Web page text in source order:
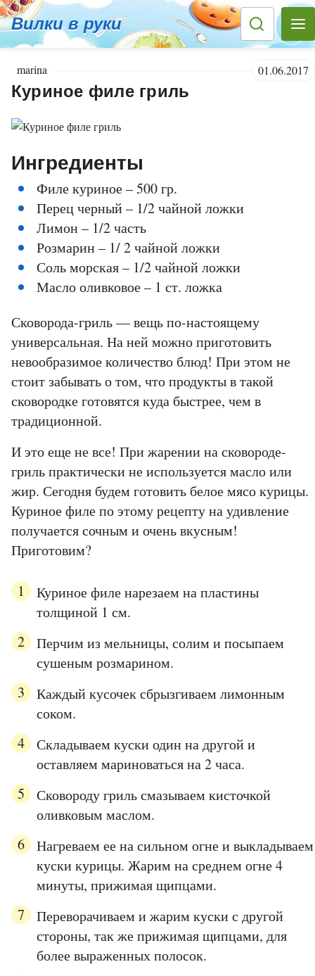
Вилки в руки
marina 01.06.2017
Куриное филе гриль
Ингредиенты
Филе куриное – 500 гр.
Перец черный – 1/2 чайной ложки
Лимон – 1/2 часть
Розмарин – 1/ 2 чайной ложки
Соль морская – 1/2 чайной ложки
Масло оливковое – 1 ст. ложка
Сковорода-гриль — вещь по-настоящему
универсальная. На ней можно приготовить
невообразимое количество блюд! При этом не
стоит забывать о том, что продукты в такой
сковородке готовятся куда быстрее, чем в
традиционной.
И это еще не все! При жарении на сковороде-
гриль практически не используется масло или
жир. Сегодня будем готовить белое мясо курицы.
Куриное филе по этому рецепту на удивление
получается сочным и очень вкусным!
Приготовим?
Куриное филе нарезаем на пластины
толщиной 1 см.
Перчим из мельницы, солим и посыпаем
сушеным розмарином.
Каждый кусочек сбрызгиваем лимонным
соком.
Складываем куски один на другой и
оставляем мариноваться на 2 часа.
Сковороду гриль смазываем кисточкой
оливковым маслом.
Нагреваем ее на сильном огне и выкладываем
куски курицы. Жарим на среднем огне 4
минуты, прижимая щипцами.
Переворачиваем и жарим куски с другой
стороны, так же прижимая щипцами, для
более выраженных полосок.